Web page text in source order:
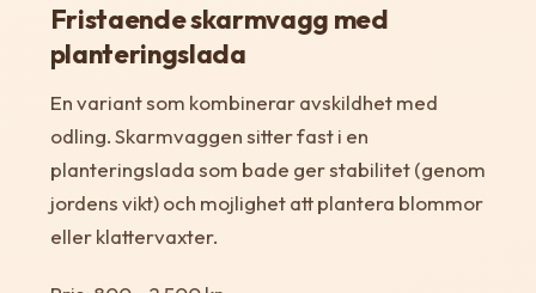
Fristaende skarmvagg med
planteringslada
En variant som kombinerar avskildhet med
odling. Skarmvaggen sitter fast i en
planteringslada som bade ger stabilitet (genom
jordens vikt) och mojlighet att plantera blommor
eller klattervaxter.